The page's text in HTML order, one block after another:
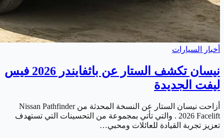
أخبار السيارات
نيسان تكشف الستار عن باثفايندر 2026 فيس
ليفت الجديدة
أزاحت نيسان الستار عن النسخة المحدثة من Nissan Pathfinder
2026 Facelift . والتي تأتي بمجموعة من التحسينات التي تستهدف
تعزيز تجربة القيادة للعائلات ومحبي…